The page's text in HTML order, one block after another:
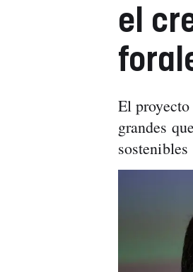
el
El
grandes
sostenibles